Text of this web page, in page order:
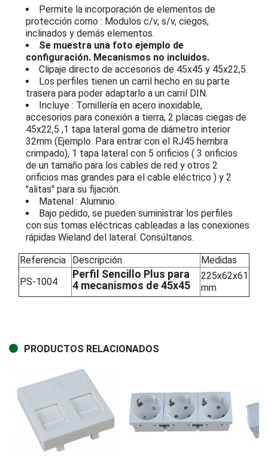
Permite la incorporación de elementos de
protección como : Modulos c/v, s/v, ciegos,
inclinados y demás elementos.
Se muestra una foto ejemplo de
configuración. Mecanismos no incluidos.
Clipaje directo de accesorios de 45x45 y 45x22,5.
Los perfiles tienen un carril hecho en su parte
trasera para poder adaptarlo a un carril DIN.
Incluye : Tornillería en acero inoxidable,
accesorios para conexión a tierra, 2 placas ciegas de
45x22,5 ,1 tapa lateral goma de diámetro interior
32mm (Ejemplo: Para entrar con el RJ45 hembra
crimpado), 1 tapa lateral con 5 orificios ( 3 orificios
de un tamaño para los cables de red y otros 2
orificios mas grandes para el cable eléctrico ) y 2
"alitas" para su fijación.
Material : Aluminio.
Bajo pedido, se pueden suministrar los perfiles
con sus tomas eléctricas cableadas a las conexiones
rápidas Wieland del lateral. Consúltanos.
Referencia
Descripción
Medidas
PS-1004
Perfil Sencillo Plus para
4 mecanismos de 45x45
225x62x61
mm
PRODUCTOS RELACIONADOS